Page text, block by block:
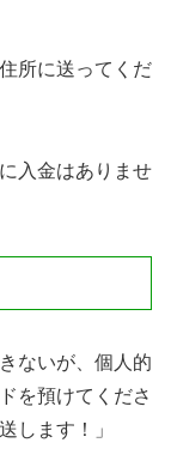
所に送ってくだ
入金はありませ
ないが、個人的
を預けてくださ
します！」